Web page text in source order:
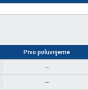
Prvo poluvrijeme
—
—